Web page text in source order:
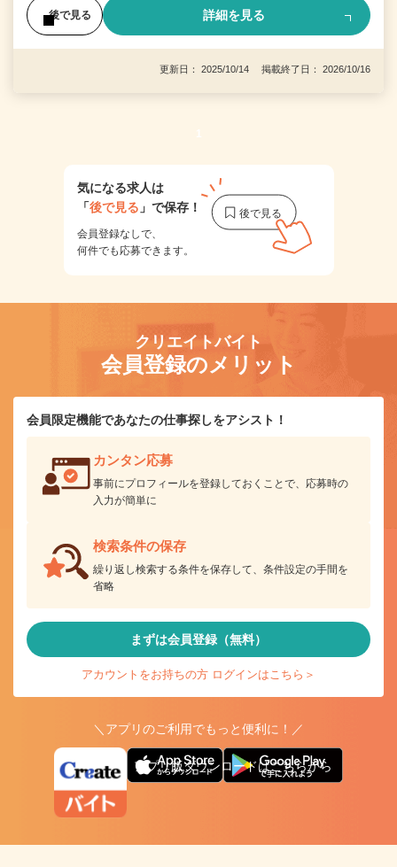
後で見る 詳細を見る
更新日： 2025/10/14 掲載終了日： 2026/10/16
1
気になる求人は
「後で見る 」で保存！
会員登録なしで、
何件でも応募できます。
クリエイトバイト
会員登録のメリット
会員限定機能であなたの仕事探しをアシスト！
カンタン応募
事前にプロフィールを登録しておくことで、応募時の
入力が簡単に
検索条件の保存
繰り返し検索する条件を保存して、条件設定の手間を
省略
まずは会員登録（無料）
アカウントをお持ちの方 ログインはこちら＞
＼アプリのご利用でもっと便利に！／
アプリ版ダウンロードはこちらから